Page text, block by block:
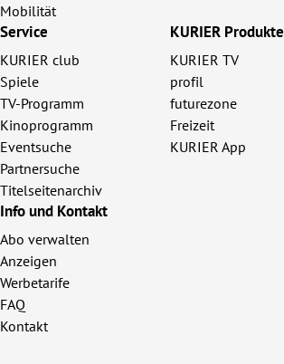
Mobilität
Service
KURIER club
Spiele
TV-Programm
Kinoprogramm
Eventsuche
Partnersuche
Titelseitenarchiv
KURIER Produkte
KURIER TV
profil
futurezone
Freizeit
KURIER App
Info und Kontakt
Abo verwalten
Anzeigen
Werbetarife
FAQ
Kontakt